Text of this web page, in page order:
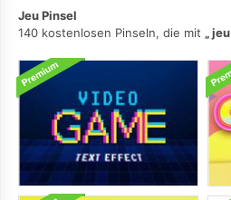
Jeu Pinsel
140 kostenlosen Pinseln, die mit
jeu